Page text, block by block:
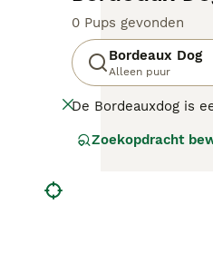
0 Pups gevonden
Bordeaux Dog
Alleen puur
De Bordeauxdog is
groot zijn, zijn ze
Zoekopdracht